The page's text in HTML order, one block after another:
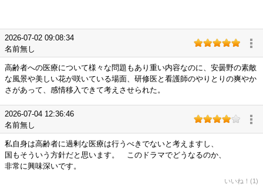
2026-07-02 09:08:34
名前無し
高齢者への医療について様々な問題もあり重い内容なのに、安曇野の素敵
な風景や美しい花が咲いている場面、研修医と看護師のやりとりの爽やか
さがあって、感情移入できて考えさせられた。
2026-07-04 12:36:46
名前無し
私自身は高齢者に過剰な医療は行うべきでないと考えますし、
国もそういう方針だと思います。 このドラマでどうなるのか、
非常に興味深いです。
いいね！(1)